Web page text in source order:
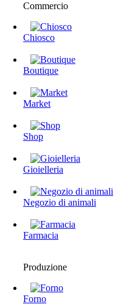
Commercio
Chiosco
Boutique
Market
Shop
Gioielleria
Negozio di animali
Farmacia
Produzione
Forno